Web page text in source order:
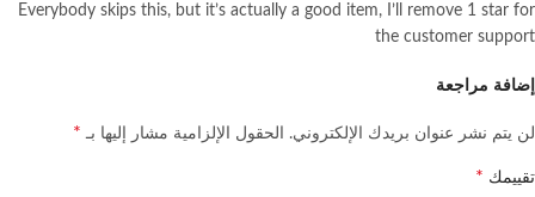
Everybody skips this, but it’s actually a good item, I’ll remove 1 star for
the customer support
إضافة مراجعة
لن يتم نشر عنوان بريدك الإلكتروني. الحقول الإلزامية مشار إليها بـ *
تقييمك *